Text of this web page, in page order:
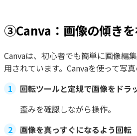
③Canva：画像の傾き
Canvaは、初心者でも簡単に画像編
用されています。Canvaを使って写
回転ツールと定規で画像をドラ
歪みを確認しながら操作。
画像を真っすぐになるよう回転